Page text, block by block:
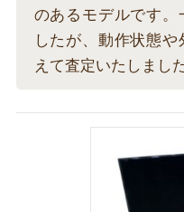
のあるモデルです。
したが、動作状態や
えて査定いたしました